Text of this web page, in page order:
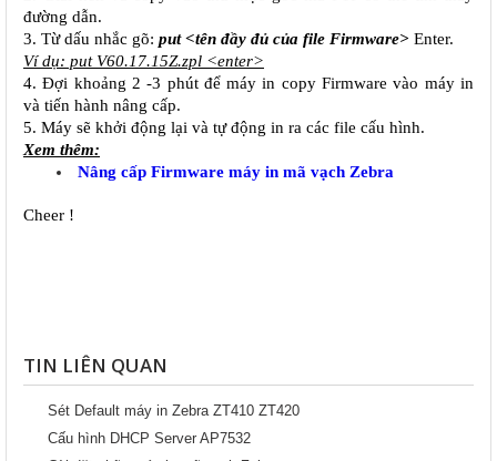
đường dẫn.
3. Từ dấu nhắc gõ: put <tên đầy đủ của file Firmware> Enter.
Ví dụ: put V60.17.15Z.zpl <enter>
4. Đợi khoảng 2 -3 phút để máy in copy Firmware vào máy in
và tiến hành nâng cấp.
5. Máy sẽ khởi động lại và tự động in ra các file cấu hình.
Xem thêm:
Nâng cấp Firmware máy in mã vạch Zebra
Cheer !
TIN LIÊN QUAN
Sét Default máy in Zebra ZT410 ZT420
Cấu hình DHCP Server AP7532